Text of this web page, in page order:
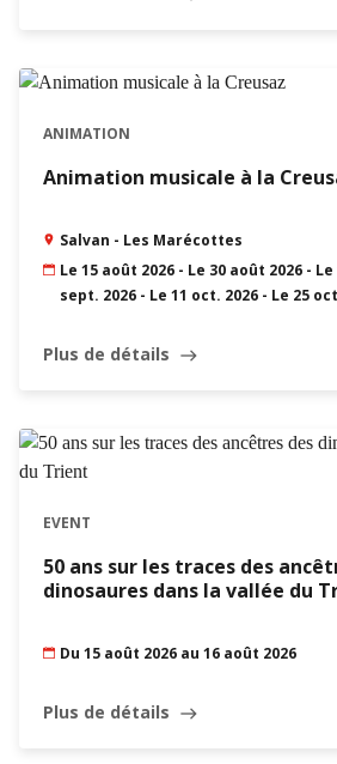
ANIMATION
Animation musicale à la
Salvan - Les Marécottes
Le 15 août 2026 - Le 30 août 2026 -
sept. 2026 - Le 11 oct. 2026 - Le 25
Plus de détails east
EVENT
50 ans sur les traces des
dinosaures dans la vallée du
Du 15 août 2026 au 16 août 2026
Plus de détails east